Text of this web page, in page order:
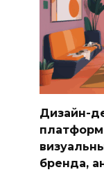
Дизайн-
бренда,